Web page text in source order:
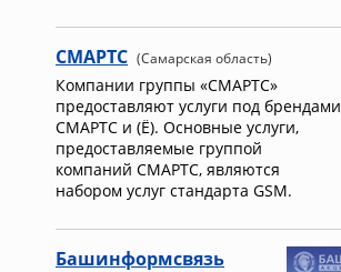
СМАРТС (Самарская область)
Компании группы «СМАРТС»
предоставляют услуги под брендами
СМАРТС и (Ё). Основные услуги,
предоставляемые группой
компаний СМАРТС, являются
набором услуг стандарта GSM.
Башинформсвязь